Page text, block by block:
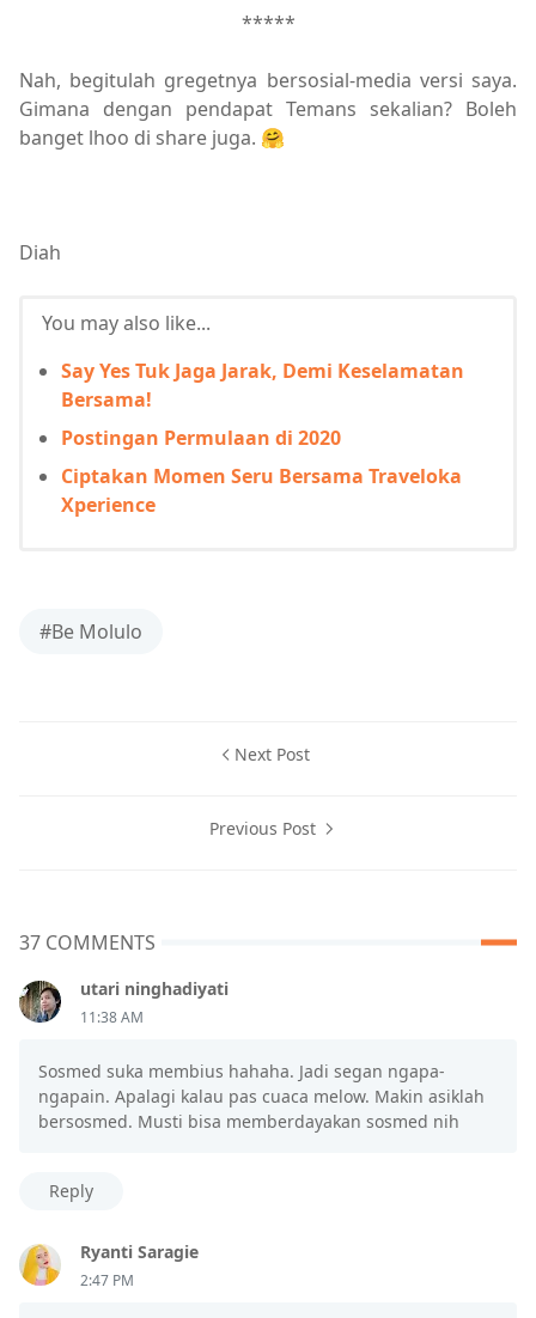
*****
Nah, begitulah gregetnya bersosial-media versi saya.
Gimana dengan pendapat Temans sekalian? Boleh
banget lhoo di share juga. 🤗
Diah
You may also like...
Say Yes Tuk Jaga Jarak, Demi Keselamatan
Bersama!
Postingan Permulaan di 2020
Ciptakan Momen Seru Bersama Traveloka
Xperience
#Be Molulo
Next Post
Previous Post
37 COMMENTS
utari ninghadiyati
11:38 AM
Sosmed suka membius hahaha. Jadi segan ngapa-
ngapain. Apalagi kalau pas cuaca melow. Makin asiklah
bersosmed. Musti bisa memberdayakan sosmed nih
Reply
Ryanti Saragie
2:47 PM